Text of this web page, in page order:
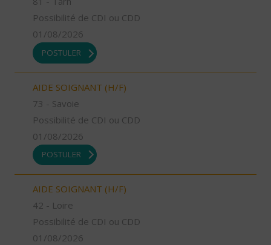
Possibilité de CDI ou CDD
01/08/2026
POSTULER
AIDE SOIGNANT (H/F)
73 - Savoie
Possibilité de CDI ou CDD
01/08/2026
POSTULER
AIDE SOIGNANT (H/F)
42 - Loire
Possibilité de CDI ou CDD
01/08/2026